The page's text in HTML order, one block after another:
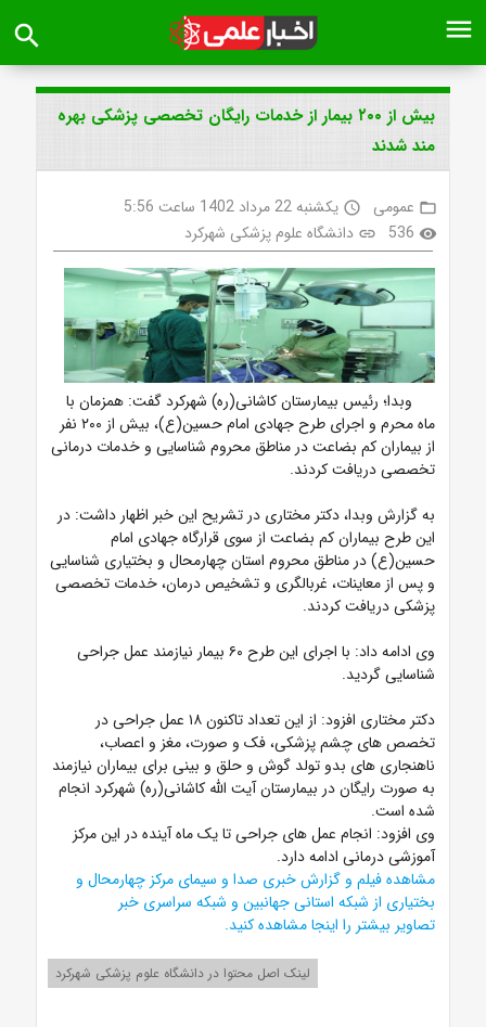
menu
search
بیش از ۲۰۰ بیمار از خدمات رایگان تخصصی پزشکی بهره
مند شدند
folder_open عمومی access_time یکشنبه 22 مرداد 1402 ساعت 5:56
visibility
536
link دانشگاه علوم پزشکی شهرکرد
وبدا؛ رئیس بیمارستان کاشانی(ره) شهرکرد گفت: همزمان با
ماه محرم و اجرای طرح جهادی امام حسین(ع)، بیش از ۲۰۰ نفر
از بیماران کم بضاعت در مناطق محروم شناسایی و خدمات درمانی
تخصصی دریافت کردند.
به گزارش وبدا، دکتر مختاری در تشریح این خبر اظهار داشت: در
این طرح بیماران کم بضاعت از سوی قرارگاه جهادی امام
حسین(ع) در مناطق محروم استان چهارمحال و بختیاری شناسایی
و پس از معاینات، غربالگری و تشخیص درمان، خدمات تخصصی
پزشکی دریافت کردند.
وی ادامه داد: با اجرای این طرح
۶۰ بیمار نیازمند عمل جراحی
شناسایی گردید.
دکتر مختاری افزود: از این تعداد تاکنون ۱۸ عمل جراحی در
تخصص های چشم پزشکی،‌ فک و صورت، مغز و اعصاب،
ناهنجاری های بدو تولد گوش و حلق و بینی برای بیماران نیازمند
به صورت رایگان در بیمارستان آیت الله کاشانی(ره) شهرکرد انجام
شده است.
وی افزود: انجام عمل های جراحی تا یک ماه آینده در این مرکز
آموزشی درمانی ادامه دارد.
مشاهدهفیلم و گزارش خبری صدا و سیمای مرکز چهارمحال و
بختیاری از شبکه استانی جهانبین و شبکه سراسری خبر
تصاویر بیشتر را اینجامشاهده کنید.
لینک اصل محتوا در دانشگاه علوم پزشکی شهرکرد